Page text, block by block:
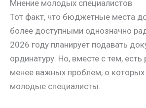
Мнение молодых специалистов
Тот факт, что бюджетные места
более доступными однозначно
2026 году планирует подавать
ординатуру. Но, вместе с тем, есть
менее важных проблем, о которых
молодые специалисты.